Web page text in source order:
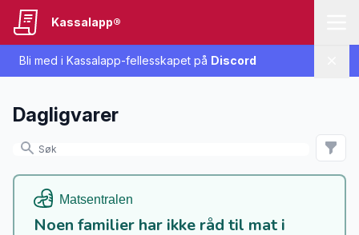
Bli med i Kassalapp-fellesskapet på Discord
Kassalapp®
Dagligvarer
Noen familier har ikke råd til mat i